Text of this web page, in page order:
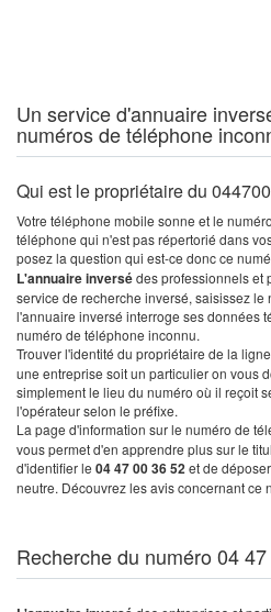
Un service d'annuaire
numéros de téléphone
Qui est le propriétaire du
Votre téléphone mobile sonne et le
téléphone qui n'est pas répertorié dans
posez la question qui est-ce donc ce
L'annuaire inversédes professionnels et
service de recherche inversé, saisissez
l'annuaire inversé interroge ses données
numéro de téléphone inconnu.
Trouver l'identité du propriétaire de la
une entreprise soit un particulier on vous
simplement le lieu du numéro où il reçoit
l'opérateur selon le préfixe.
La page d'information sur le numéro de
vous permet d'en apprendre plus sur le
d'identifier le 04 47 00 36 52et de
neutre. Découvrez les avis concernant ce
Recherche du numéro 04